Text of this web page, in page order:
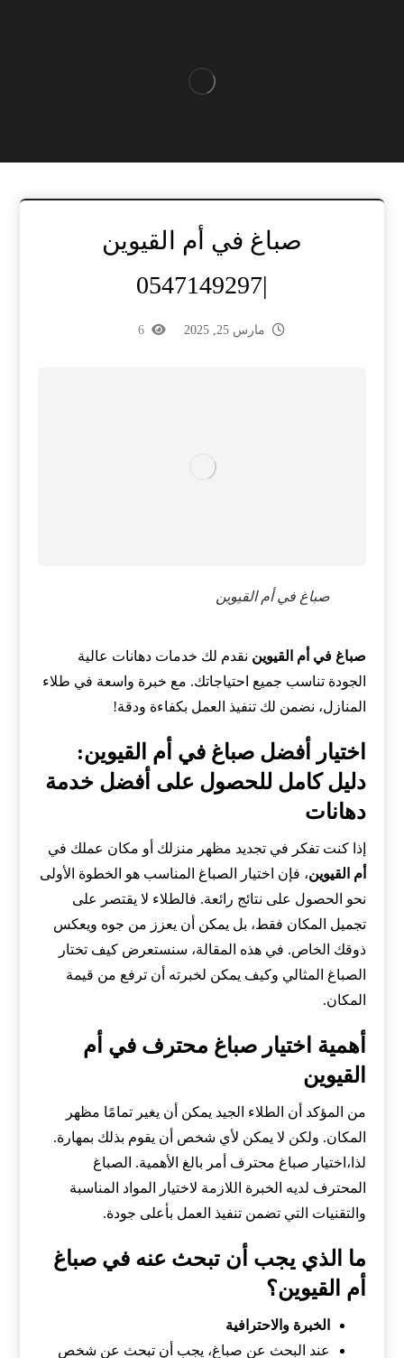
صباغ في أم القيوين
|0547149297
مارس 25, 2025 6
صباغ في أم القيوين
صباغ في أم القيوين نقدم لك خدمات دهانات عالية
الجودة تناسب جميع احتياجاتك. مع خبرة واسعة في طلاء
المنازل، نضمن لك تنفيذ العمل بكفاءة ودقة!
اختيار أفضل صباغ في أم القيوين:
دليل كامل للحصول على أفضل خدمة
دهانات
إذا كنت تفكر في تجديد مظهر منزلك أو مكان عملك في
أم القيوين، فإن اختيار الصباغ المناسب هو الخطوة الأولى
نحو الحصول على نتائج رائعة. فالطلاء لا يقتصر على
تجميل المكان فقط، بل يمكن أن يعزز من جوه ويعكس
ذوقك الخاص. في هذه المقالة، سنستعرض كيف تختار
الصباغ المثالي وكيف يمكن لخبرته أن ترفع من قيمة
المكان.
أهمية اختيار صباغ محترف في أم
القيوين
من المؤكد أن الطلاء الجيد يمكن أن يغير تمامًا مظهر
المكان. ولكن لا يمكن لأي شخص أن يقوم بذلك بمهارة.
لذا،اختيار صباغ محترف أمر بالغ الأهمية. الصباغ
المحترف لديه الخبرة اللازمة لاختيار المواد المناسبة
والتقنيات التي تضمن تنفيذ العمل بأعلى جودة.
ما الذي يجب أن تبحث عنه في صباغ
أم القيوين؟
الخبرة والاحترافية
عند البحث عن صباغ، يجب أن تبحث عن شخص